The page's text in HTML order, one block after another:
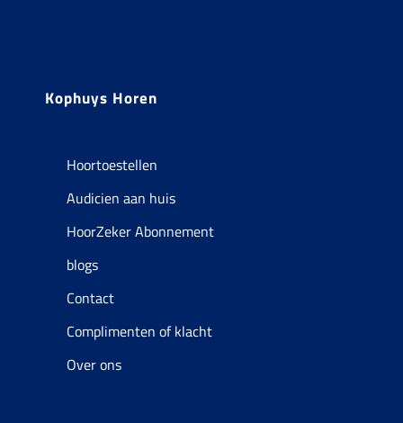
Kophuys Horen
Hoortoestellen
Audicien aan huis
HoorZeker Abonnement
blogs
Contact
Complimenten of klacht
Over ons